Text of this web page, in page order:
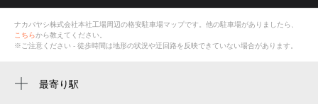
ナカバヤシ株式会社本社工場周辺の格安駐車場マップです。他の駐車場がありましたら、
こちらから教えてください。
※ご注意ください - 徒歩時間は地形の状況や迂回路を反映できていない場合があります。
最寄り駅